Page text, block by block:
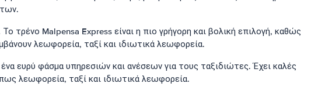
Malpensa Express είναι η πιο γρήγορη και βολική επιλογή, καθώς
λεωφορεία, ταξί και ιδιωτικά λεωφορεία.
ευρύ φάσμα υπηρεσιών και ανέσεων για τους ταξιδιώτες. Έχει καλές
λεωφορεία, ταξί και ιδιωτικά λεωφορεία.